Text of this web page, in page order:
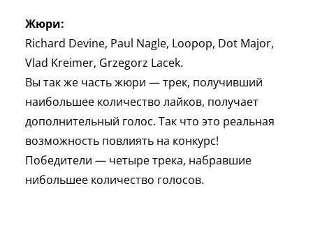
Жюри:
Richard Devine, Paul Nagle, Loopop, Dot Major,
Vlad Kreimer, Grzegorz Lacek.
Вы так же часть жюри — трек, получивший
наибольшее количество лайков, получает
дополнительный голос. Так что это реальная
возможность повлиять на конкурс!
Победители — четыре трека, набравшие
нибольшее количество голосов.